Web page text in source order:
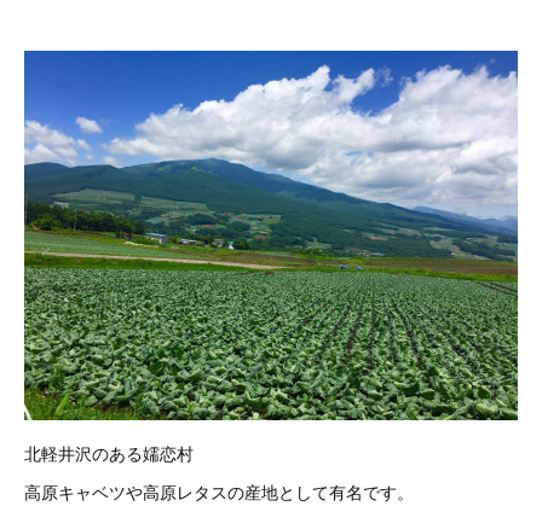
北軽井沢のある嬬恋村
高原キャベツや高原レタスの産地として有名です。